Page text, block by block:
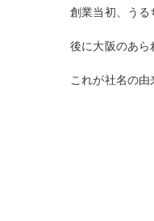
創業当初、うる
後に大阪のあら
これが社名の由